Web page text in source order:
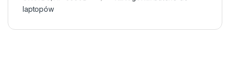
laptopów